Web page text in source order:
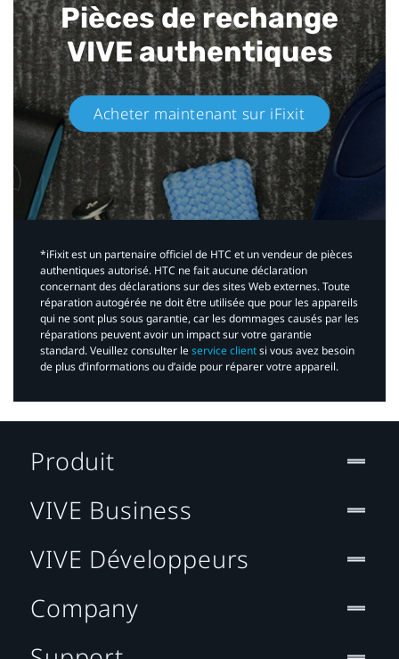
Pièces de rechange
VIVE authentiques​
Acheter maintenant sur iFixit​
*iFixit est un partenaire officiel de HTC et un vendeur de pièces
authentiques autorisé. HTC ne fait aucune déclaration
concernant des déclarations sur des sites Web externes. Toute
réparation autogérée ne doit être utilisée que pour les appareils
qui ne sont plus sous garantie, car les dommages causés par les
réparations peuvent avoir un impact sur votre garantie
standard. Veuillez consulter leservice clientsi vous avez besoin
de plus d’informations ou d’aide pour réparer votre appareil.​
Produit
VIVE Business
VIVE Développeurs
Company